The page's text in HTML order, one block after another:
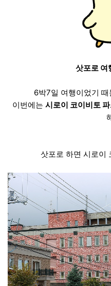
삿포로 여
6박7일 여행이었기
이번에는 시로이 코이비토
삿포로 하면 시로이